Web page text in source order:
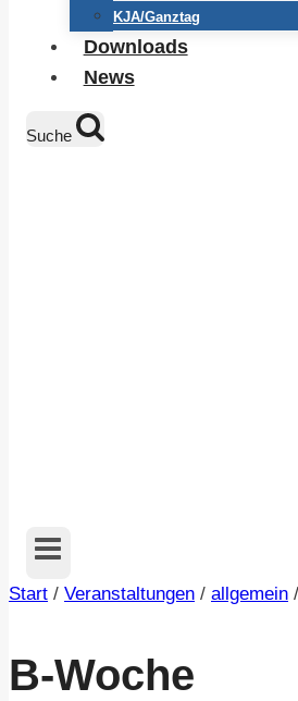
KJA/Ganztag
Downloads
News
Suche
Start / Veranstaltungen / allgemein /
B-Woche